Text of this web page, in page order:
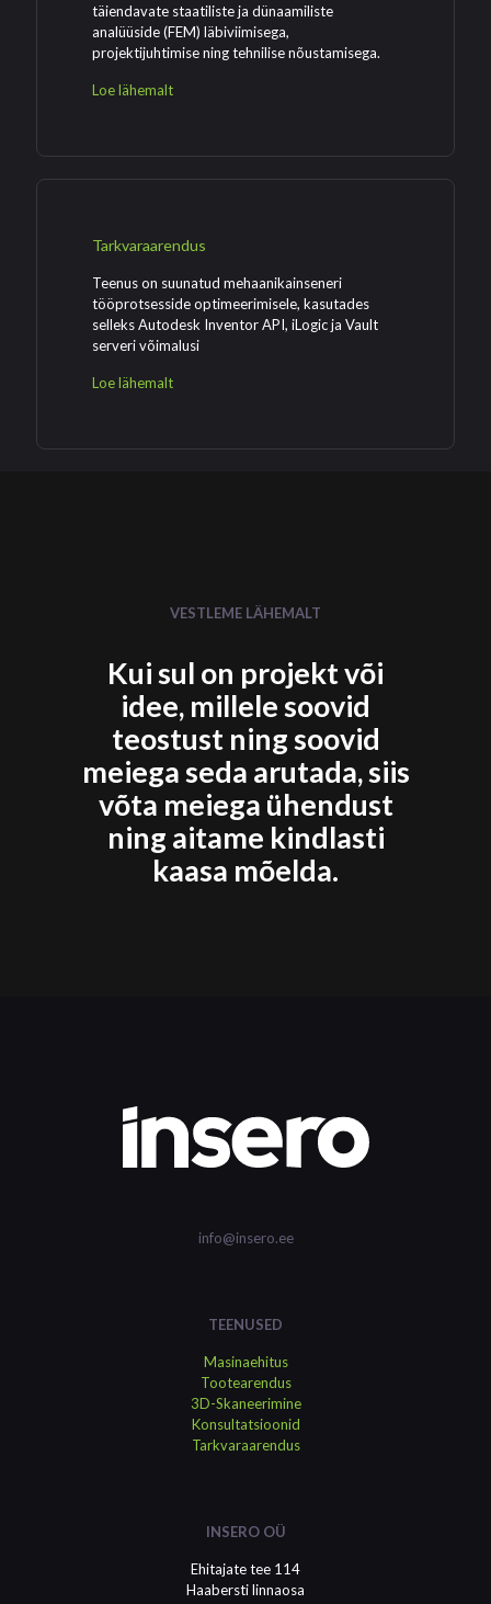
täiendavate staatiliste ja dünaamiliste
analüüside (FEM) läbiviimisega,
projektijuhtimise ning tehnilise nõustamisega.
Loe lähemalt
Tarkvaraarendus
Teenus on suunatud mehaanikainseneri
tööprotsesside optimeerimisele, kasutades
selleks Autodesk Inventor API, iLogic ja Vault
serveri võimalusi
Loe lähemalt
VESTLEME LÄHEMALT
Kui sul on projekt või
idee, millele soovid
teostust ning soovid
meiega seda arutada, siis
võta meiega ühendust
ning aitame kindlasti
kaasa mõelda.
info@insero.ee
TEENUSED
Masinaehitus
Tootearendus
3D-Skaneerimine
Konsultatsioonid
Tarkvaraarendus
INSERO OÜ
Ehitajate tee 114
Haabersti linnaosa